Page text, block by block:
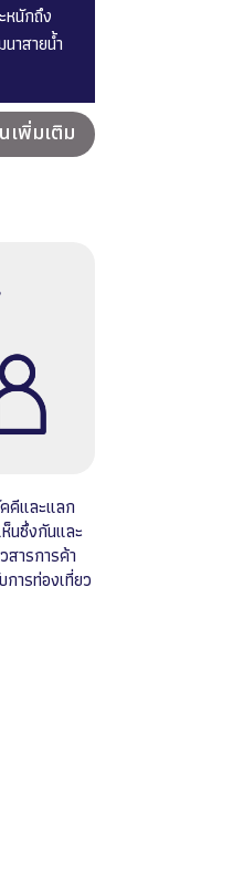
หนักถึง
าสายน้ำ
เพิ่มเติม
คีและแลก
นซึ่งกันและ
สารการค้า
ารท่องเที่ยว